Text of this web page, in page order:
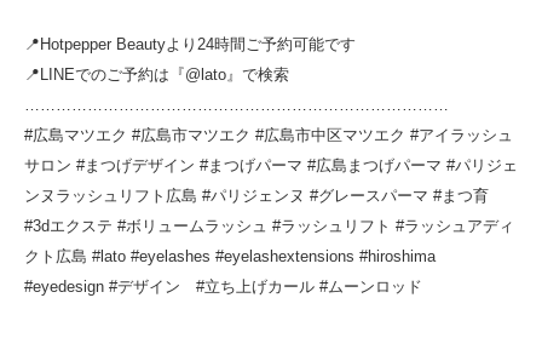
📍Hotpepper Beautyより24時間ご予約可能です
📍LINEでのご予約は『@lato』で検索
………………………………………………………………………
#広島マツエク #広島市マツエク #広島市中区マツエク #アイラッシュ
サロン #まつげデザイン #まつげパーマ #広島まつげパーマ #パリジェ
ンヌラッシュリフト広島 #パリジェンヌ #グレースパーマ #まつ育
#3dエクステ #ボリュームラッシュ #ラッシュリフト #ラッシュアディ
クト広島 #lato #eyelashes #eyelashextensions #hiroshima
#eyedesign #デザイン #立ち上げカール #ムーンロッド